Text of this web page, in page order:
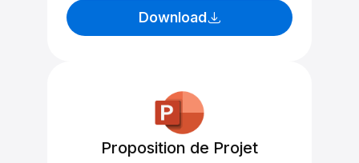
Download
Proposition de Projet